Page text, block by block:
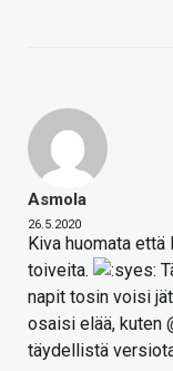
Asmola
26.5.2020
Kiva huomata
toiveita.
napit tosin voisi
osaisi elää, kuten
täydellistä